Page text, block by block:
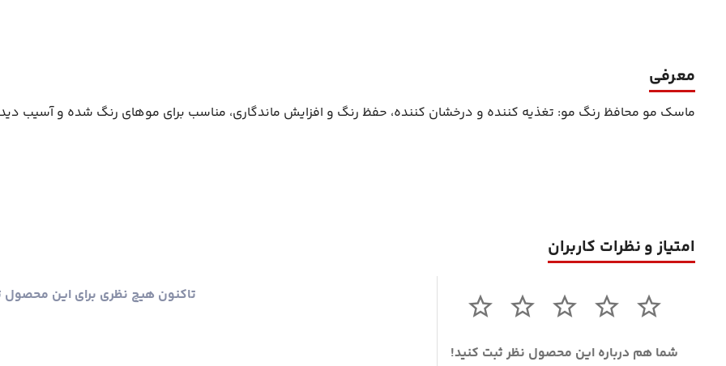
معرفی
ماسک مو محافظ رنگ مو: تغذیه کننده و درخشان کننده، حفظ رنگ و افزایش ماندگاری، مناسب برای موهای رنگ شده و آسیب
امتیاز و نظرات کاربران
شما هم درباره این محصول نظر ثبت کنید!
تاکنون هیچ نظری برای این